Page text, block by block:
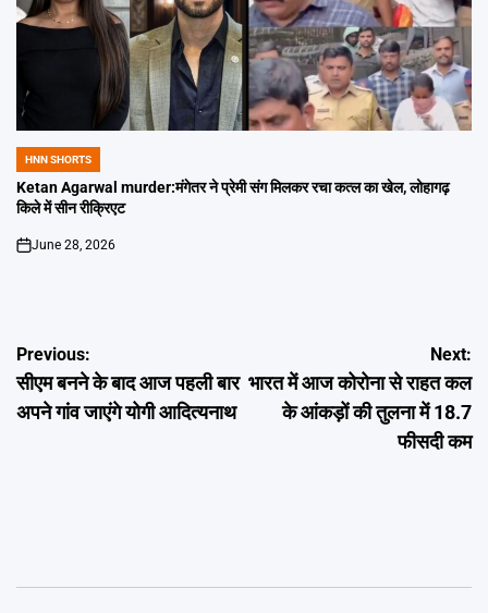
POSTED
IN
HNN SHORTS
Ketan Agarwal murder:मंगेतर ने प्रेमी संग मिलकर रचा कत्ल का खेल, लोहागढ़
किले में सीन रीक्रिएट
on
June 28, 2026
Post
navigation
Previous:
सीएम बनने के बाद आज पहली बार
अपने गांव जाएंगे योगी आदित्यनाथ
Next:
भारत में आज कोरोना से राहत कल
के आंकड़ों की तुलना में 18.7
फीसदी कम